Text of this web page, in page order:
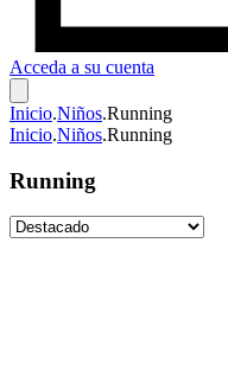
Acceda a su cuenta
Inicio.Niños.Running
Inicio.Niños.Running
Running